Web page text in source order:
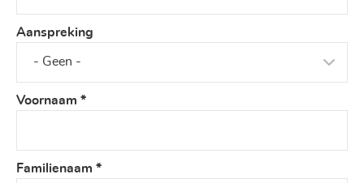
Aanspreking
Voornaam *
Familienaam *